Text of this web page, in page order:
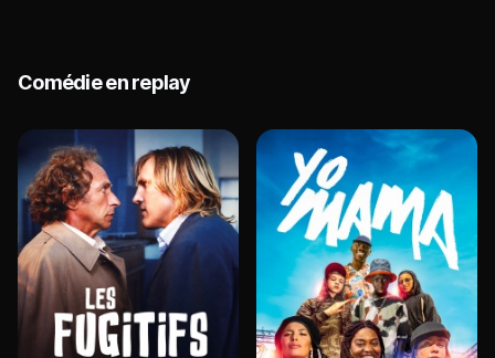
Comédie en replay